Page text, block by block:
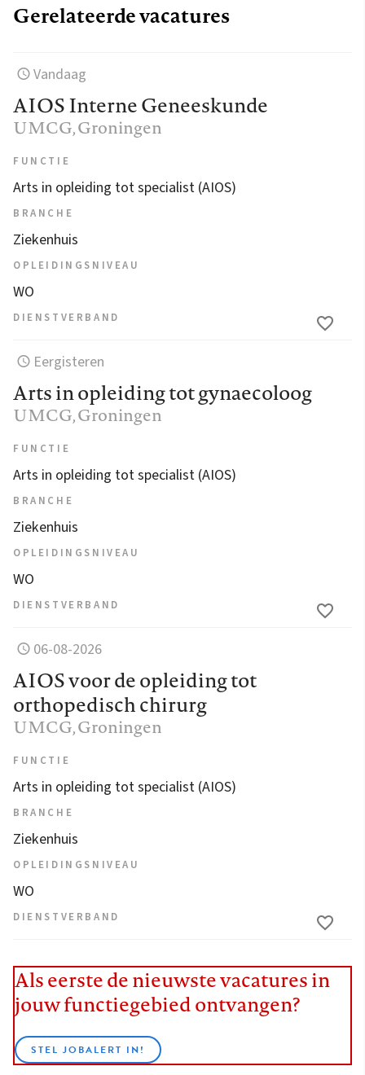
Gerelateerde vacatures
Vandaag
AIOS Interne Geneeskunde
UMCG, Groningen
FUNCTIE
Arts in opleiding tot specialist (AIOS)
BRANCHE
Ziekenhuis
OPLEIDINGSNIVEAU
WO
DIENSTVERBAND
Eergisteren
Arts in opleiding tot gynaecoloog
UMCG, Groningen
FUNCTIE
Arts in opleiding tot specialist (AIOS)
BRANCHE
Ziekenhuis
OPLEIDINGSNIVEAU
WO
DIENSTVERBAND
06-08-2026
AIOS voor de opleiding tot
orthopedisch chirurg
UMCG, Groningen
FUNCTIE
Arts in opleiding tot specialist (AIOS)
BRANCHE
Ziekenhuis
OPLEIDINGSNIVEAU
WO
DIENSTVERBAND
Als eerste de nieuwste vacatures in
jouw functiegebied ontvangen?
STEL JOBALERT IN!